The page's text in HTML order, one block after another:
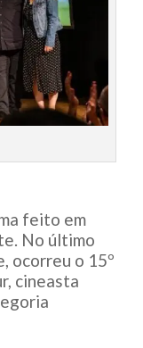
feito em
No último
ocorreu o 15º
cineasta